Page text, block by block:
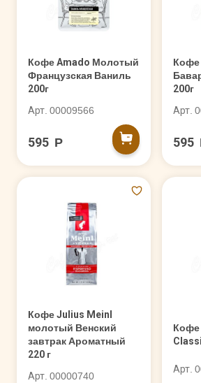
Кофе Amado Молотый
Французская Ваниль
200г
Арт. 00009566
595 Р
Кофе
200г
Арт.
595
Кофе Julius Meinl
молотый Венский
завтрак Ароматный
220 г
Арт. 00000740
Кофе
Арт.